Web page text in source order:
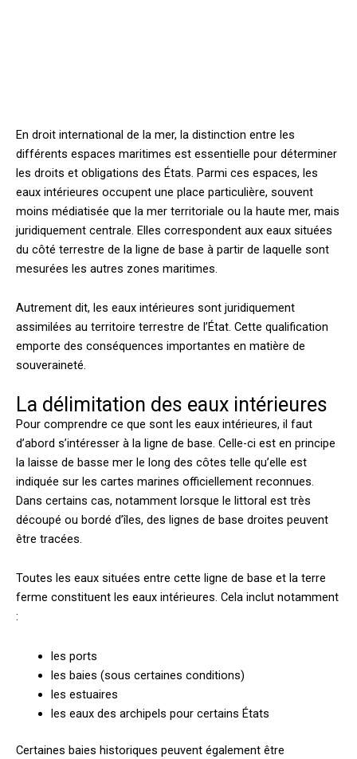
En droit international de la mer, la distinction entre les
différents espaces maritimes est essentielle pour déterminer
les droits et obligations des États. Parmi ces espaces, les
eaux intérieures occupent une place particulière, souvent
moins médiatisée que la mer territoriale ou la haute mer, mais
juridiquement centrale. Elles correspondent aux eaux situées
du côté terrestre de la ligne de base à partir de laquelle sont
mesurées les autres zones maritimes.
Autrement dit, les eaux intérieures sont juridiquement
assimilées au territoire terrestre de l’État. Cette qualification
emporte des conséquences importantes en matière de
souveraineté.
La délimitation des eaux intérieures
Pour comprendre ce que sont les eaux intérieures, il faut
d’abord s’intéresser à la ligne de base. Celle-ci est en principe
la laisse de basse mer le long des côtes telle qu’elle est
indiquée sur les cartes marines officiellement reconnues.
Dans certains cas, notamment lorsque le littoral est très
découpé ou bordé d’îles, des lignes de base droites peuvent
être tracées.
Toutes les eaux situées entre cette ligne de base et la terre
ferme constituent les eaux intérieures. Cela inclut notamment
:
les ports
les baies (sous certaines conditions)
les estuaires
les eaux des archipels pour certains États
Certaines baies historiques peuvent également être